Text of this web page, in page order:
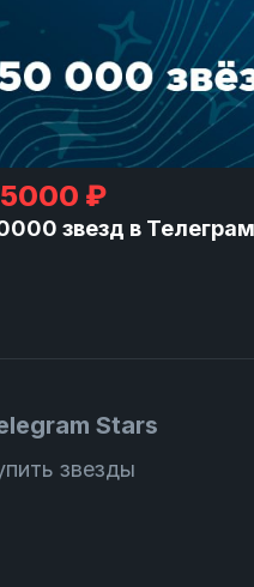
₽
звезд в Телеграм
Stars
звезды